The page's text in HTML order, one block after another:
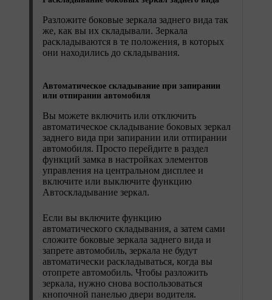
Разложите боковые зеркала заднего вида так
же, как вы их складывали. Зеркала
раскладываются в те положения, в которых
они находились до складывания.
Автоматическое складывание при запирании
или отпирании автомобиля
Вы можете включить или отключить
автоматическое складывание боковых зеркал
заднего вида при запирании или отпирании
автомобиля. Просто перейдите в раздел
функций замка в настройках элементов
управления на центральном дисплее и
включите или выключите функцию
Автоскладывание зеркал.
Если вы включите функцию
автоматического складывания, а затем сами
сложите боковые зеркала заднего вида и
запрете автомобиль, зеркала не будут
автоматически раскладываться, когда вы
отопрете автомобиль. Чтобы разложить
зеркала, нужно снова воспользоваться
кнопочной панелью двери водителя.